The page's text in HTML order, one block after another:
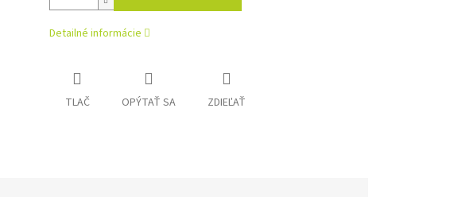
Detailné informácie
TLAČ OPÝTAŤ SA ZDIEĽAŤ